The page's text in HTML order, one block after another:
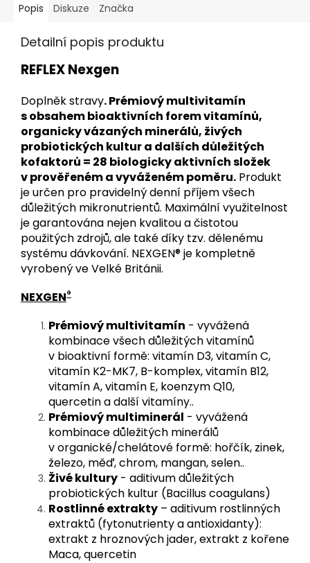
Popis Diskuze Značka
Detailní popis produktu
REFLEX Nexgen
Doplněk stravy. Prémiový multivitamín
s obsahem bioaktivních forem vitamínů,
organicky vázaných minerálů, živých
probiotických kultur a dalších důležitých
kofaktorů = 28 biologicky aktivních složek
v prověřeném a vyváženém poměru. Produkt
je určen pro pravidelný denní příjem všech
důležitých mikronutrientů. Maximální využitelnost
je garantována nejen kvalitou a čistotou
použitých zdrojů, ale také díky tzv. dělenému
systému dávkování. NEXGEN® je kompletně
vyrobený ve Velké Británii.
NEXGEN®
Prémiový multivitamín - vyvážená
kombinace všech důležitých vitamínů
v bioaktivní formě: vitamín D3, vitamín C,
vitamín K2-MK7, B-komplex, vitamín B12,
vitamín A, vitamín E, koenzym Q10,
quercetin a další vitamíny..
Prémiový multiminerál - vyvážená
kombinace důležitých minerálů
v organické/chelátové formě: hořčík, zinek,
železo, měď, chrom, mangan, selen..
Živé kultury - aditivum důležitých
probiotických kultur (Bacillus coagulans)
Rostlinné extrakty – aditivum rostlinných
extraktů (fytonutrienty a antioxidanty):
extrakt z hroznových jader, extrakt z kořene
Maca, quercetin